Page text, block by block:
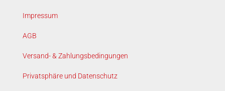
Impressum
AGB
Versand- & Zahlungsbedingungen
Privatsphäre und Datenschutz